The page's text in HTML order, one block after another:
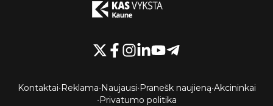
Kontaktai•Reklama•Naujausi•Pranešk naujieną•Akcininkai
•Privatumo politika